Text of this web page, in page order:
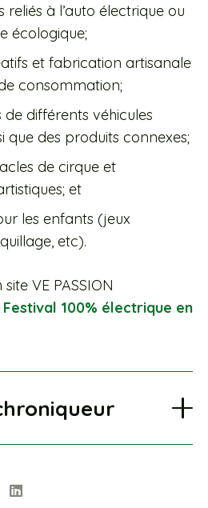
reliés à l’auto électrique ou
écologique;
et fabrication artisanale
de consommation;
de différents véhicules
que des produits connexes;
de cirque et
et
les enfants (jeux
etc).
VE PASSION
Festival 100% électrique en